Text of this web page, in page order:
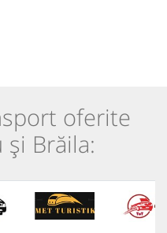
oferite
Brăila: